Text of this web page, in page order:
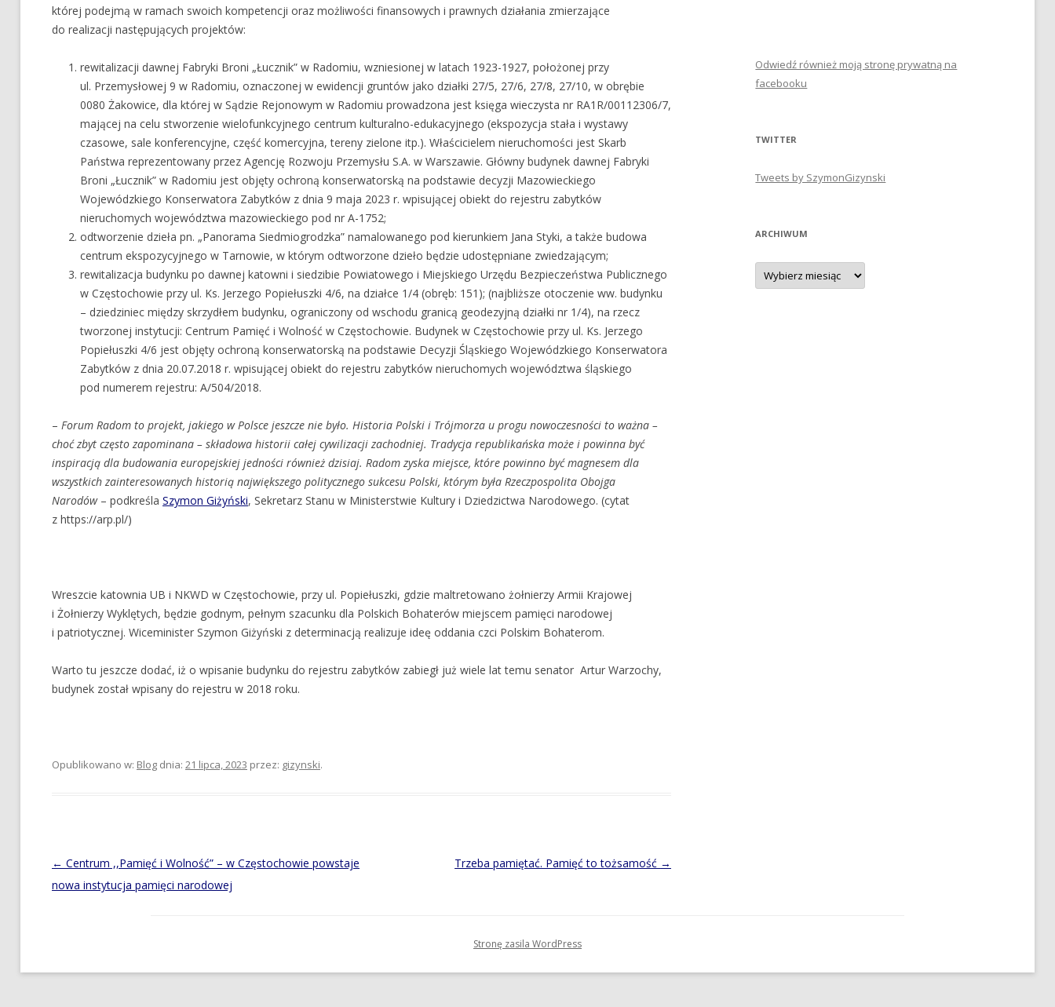
której podejmą w ramach swoich kompetencji oraz możliwości finansowych i prawnych działania zmierzające
do realizacji następujących projektów:
rewitalizacji dawnej Fabryki Broni „Łucznik” w Radomiu, wzniesionej w latach 1923-1927, położonej przy
ul. Przemysłowej 9 w Radomiu, oznaczonej w ewidencji gruntów jako działki 27/5, 27/6, 27/8, 27/10, w obrębie
0080 Żakowice, dla której w Sądzie Rejonowym w Radomiu prowadzona jest księga wieczysta nr RA1R/00112306/7,
mającej na celu stworzenie wielofunkcyjnego centrum kulturalno-edukacyjnego (ekspozycja stała i wystawy
czasowe, sale konferencyjne, część komercyjna, tereny zielone itp.). Właścicielem nieruchomości jest Skarb
Państwa reprezentowany przez Agencję Rozwoju Przemysłu S.A. w Warszawie. Główny budynek dawnej Fabryki
Broni „Łucznik” w Radomiu jest objęty ochroną konserwatorską na podstawie decyzji Mazowieckiego
Wojewódzkiego Konserwatora Zabytków z dnia 9 maja 2023 r. wpisującej obiekt do rejestru zabytków
nieruchomych województwa mazowieckiego pod nr A-1752;
odtworzenie dzieła pn. „Panorama Siedmiogrodzka” namalowanego pod kierunkiem Jana Styki, a także budowa
centrum ekspozycyjnego w Tarnowie, w którym odtworzone dzieło będzie udostępniane zwiedzającym;
rewitalizacja budynku po dawnej katowni i siedzibie Powiatowego i Miejskiego Urzędu Bezpieczeństwa Publicznego
w Częstochowie przy ul. Ks. Jerzego Popiełuszki 4/6, na działce 1/4 (obręb: 151); (najbliższe otoczenie ww. budynku
– dziedziniec między skrzydłem budynku, ograniczony od wschodu granicą geodezyjną działki nr 1/4), na rzecz
tworzonej instytucji: Centrum Pamięć i Wolność w Częstochowie. Budynek w Częstochowie przy ul. Ks. Jerzego
Popiełuszki 4/6 jest objęty ochroną konserwatorską na podstawie Decyzji Śląskiego Wojewódzkiego Konserwatora
Zabytków z dnia 20.07.2018 r. wpisującej obiekt do rejestru zabytków nieruchomych województwa śląskiego
pod numerem rejestru: A/504/2018.
– Forum Radom to projekt, jakiego w Polsce jeszcze nie było. Historia Polski i Trójmorza u progu nowoczesności to ważna –
choć zbyt często zapominana – składowa historii całej cywilizacji zachodniej. Tradycja republikańska może i powinna być
inspiracją dla budowania europejskiej jedności również dzisiaj. Radom zyska miejsce, które powinno być magnesem dla
wszystkich zainteresowanych historią największego politycznego sukcesu Polski, którym była Rzeczpospolita Obojga
Narodów– podkreśla Szymon Giżyński, Sekretarz Stanu w Ministerstwie Kultury i Dziedzictwa Narodowego. (cytat
z https://arp.pl/)
Wreszcie katownia UB i NKWD w Częstochowie, przy ul. Popiełuszki, gdzie maltretowano żołnierzy Armii Krajowej
i Żołnierzy Wyklętych, będzie godnym, pełnym szacunku dla Polskich Bohaterów miejscem pamięci narodowej
i patriotycznej. Wiceminister Szymon Giżyński z determinacją realizuje ideę oddania czci Polskim Bohaterom.
Warto tu jeszcze dodać, iż o wpisanie budynku do rejestru zabytków zabiegł już wiele lat temu senator Artur Warzochy,
budynek został wpisany do rejestru w 2018 roku.
Opublikowano w: Blog dnia: 21 lipca, 2023 przez: gizynski.
Post
navigation
← Centrum ,,Pamięć i Wolność” – w Częstochowie powstaje
nowa instytucja pamięci narodowej
Trzeba pamiętać. Pamięć to tożsamość →
Odwiedź również moją stronę prywatną na
facebooku
TWITTER
Tweets by SzymonGizynski
ARCHIWUM
Archiwum
Stronę zasila WordPress